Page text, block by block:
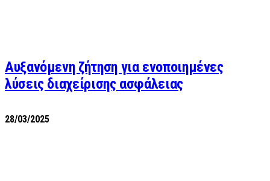
Αυξανόμενη ζήτηση για ενοποιημένες
λύσεις διαχείρισης ασφάλειας
28/03/2025